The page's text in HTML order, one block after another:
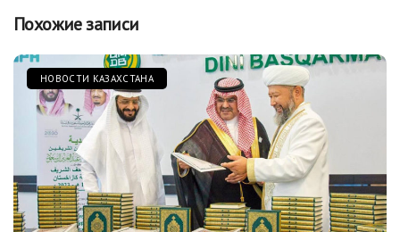
Похожие записи
НОВОСТИ КАЗАХСТАНА